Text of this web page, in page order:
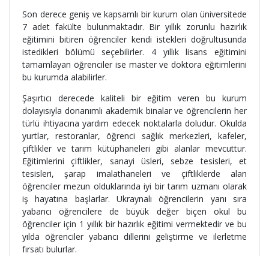
Son derece geniş ve kapsamlı bir kurum olan üniversitede
7 adet fakülte bulunmaktadır. Bir yıllık zorunlu hazırlık
eğitimini bitiren öğrenciler kendi istekleri doğrultusunda
istedikleri bölümü seçebilirler. 4 yıllık lisans eğitimini
tamamlayan öğrenciler ise master ve doktora eğitimlerini
bu kurumda alabilirler.
Şaşırtıcı derecede kaliteli bir eğitim veren bu kurum
dolayısıyla donanımlı akademik binalar ve öğrencilerin her
türlü ihtiyacına yardım edecek noktalarla doludur. Okulda
yurtlar, restoranlar, öğrenci sağlık merkezleri, kafeler,
çiftlikler ve tarım kütüphaneleri gibi alanlar mevcuttur.
Eğitimlerini çiftlikler, sanayi üsleri, sebze tesisleri, et
tesisleri, şarap imalathaneleri ve çiftliklerde alan
öğrenciler mezun olduklarında iyi bir tarım uzmanı olarak
iş hayatına başlarlar. Ukraynalı öğrencilerin yanı sıra
yabancı öğrencilere de büyük değer biçen okul bu
öğrenciler için 1 yıllık bir hazırlık eğitimi vermektedir ve bu
yılda öğrenciler yabancı dillerini geliştirme ve ilerletme
fırsatı bulurlar.